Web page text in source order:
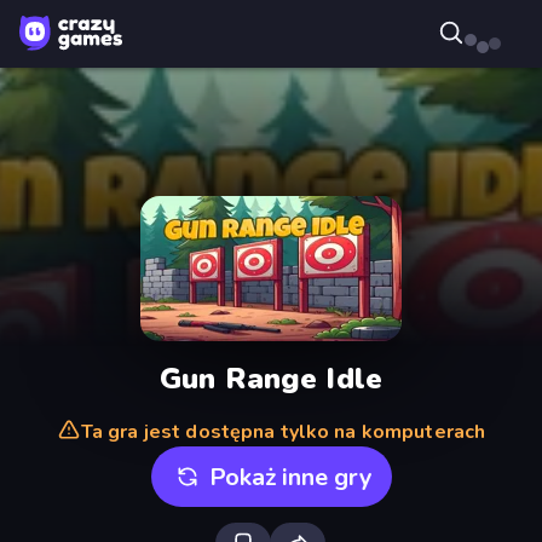
Gun Range Idle
Ta gra jest dostępna tylko na komputerach
Pokaż inne gry